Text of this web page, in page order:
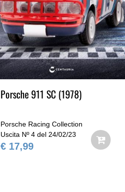
Porsche 911 SC (1978)
Porsche Racing Collection
Uscita Nº 4 del 24/02/23
€ 17,99